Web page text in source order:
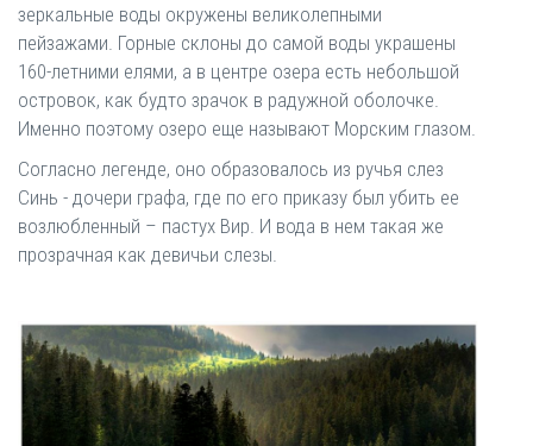
зеркальные воды окружены великолепными
пейзажами. Горные склоны до самой воды украшены
160-летними елями, а в центре озера есть небольшой
островок, как будто зрачок в радужной оболочке.
Именно поэтому озеро еще называют Морским глазом.
Согласно легенде, оно образовалось из ручья слез
Синь - дочери графа, где по его приказу был убить ее
возлюбленный – пастух Вир. И вода в нем такая же
прозрачная как девичьи слезы.